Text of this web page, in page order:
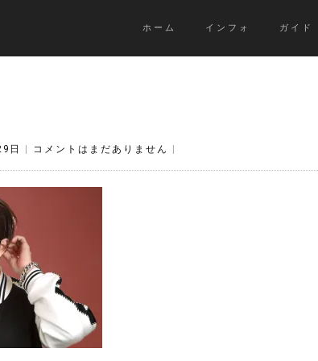
ホーム インフォ ガイド
日 コメントはまだありません